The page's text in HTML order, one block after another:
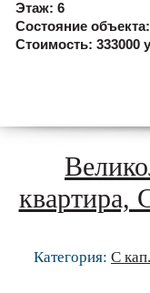
Этаж: 6
Состояние
Стоимость: 333000
квартира,
Категория: С